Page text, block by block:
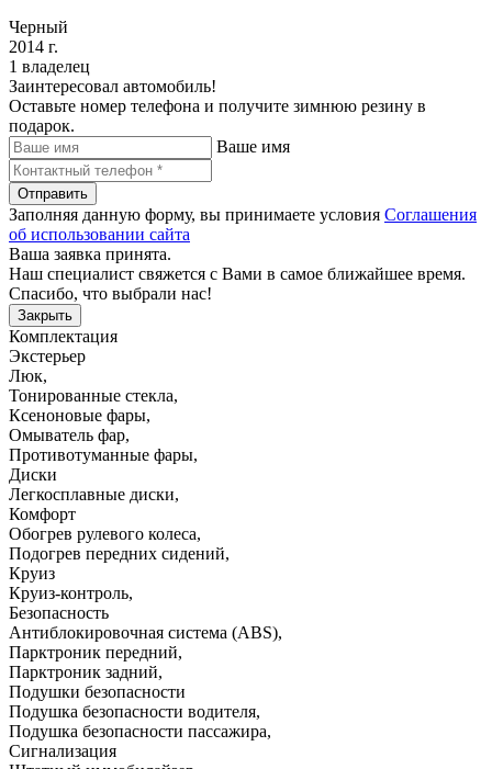
Черный
2014 г.
1 владелец
Заинтересовал автомобиль!
Оставьте номер телефона и получите зимнюю резину в
подарок.
Ваше имя
Отправить
Заполняя данную форму, вы принимаете условия Соглашения
об использовании сайта
Ваша заявка принята.
Наш специалист свяжется с Вами в самое ближайшее время.
Спасибо, что выбрали нас!
Закрыть
Комплектация
Экстерьер
Люк,
Тонированные стекла,
Ксеноновые фары,
Омыватель фар,
Противотуманные фары,
Диски
Легкосплавные диски,
Комфорт
Обогрев рулевого колеса,
Подогрев передних сидений,
Круиз
Круиз-контроль,
Безопасность
Антиблокировочная система (ABS),
Парктроник передний,
Парктроник задний,
Подушки безопасности
Подушка безопасности водителя,
Подушка безопасности пассажира,
Сигнализация